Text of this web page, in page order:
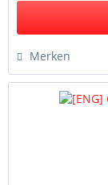
Merken